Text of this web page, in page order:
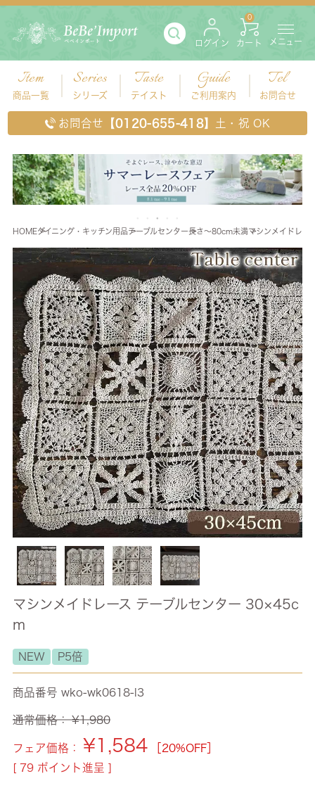
ログイン カート
0
メニュー
Item
商品一覧
Series
シリーズ
Taste
テイスト
Guide
ご利用案内
Tel
お問合せ
お問合せ 【0120-655-418】 土・祝 OK
HOMEダイニング・キッチン用品テーブルセンター長さ～80cm未満マシンメイドレー
マシンメイドレース テーブルセンター 30×45c
m
NEW P5倍
商品番号 wko-wk0618-l3
通常価格： ¥1,980
フェア価格： ¥1,584
［20%OFF］
[ 79 ポイント進呈 ]